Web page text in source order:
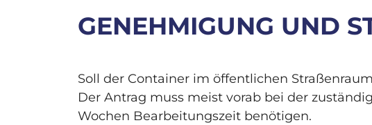
GENEHMIGUNG UND
Soll der Container im öffentlichen
Der Antrag muss meist vorab bei der
Wochen Bearbeitungszeit benötigen.